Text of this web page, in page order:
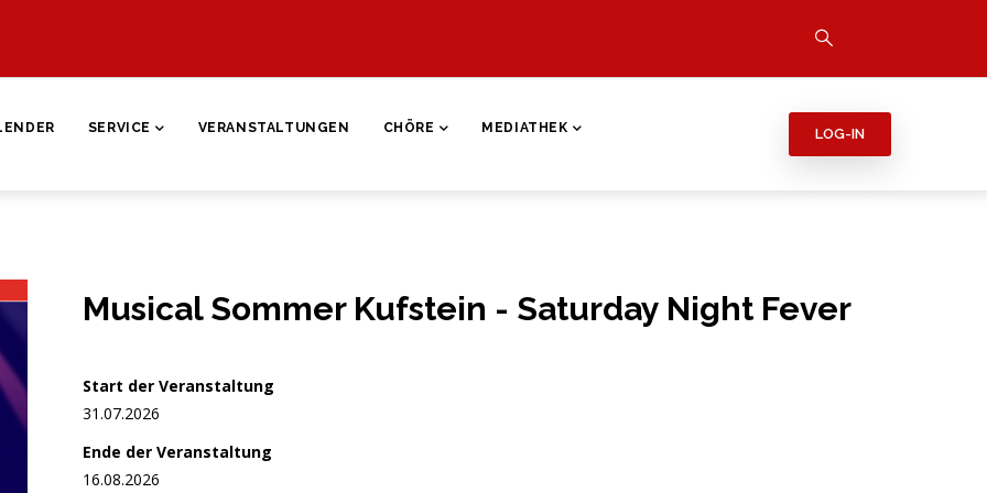
SERVICE VERANSTALTUNGEN CHÖRE MEDIATHEK LOG-IN
Musical Sommer Kufstein - Saturday Night Fever
Start der Veranstaltung
31.07.2026
Ende der Veranstaltung
16.08.2026